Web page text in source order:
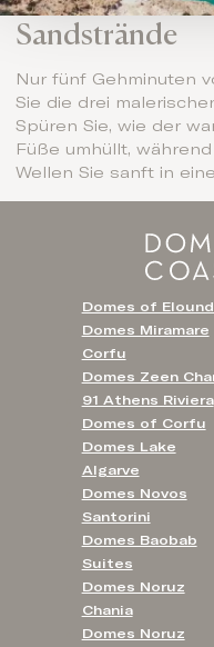
Sandstrände
Nur fünf Gehminuten
Sie die drei
Spüren Sie, wie der
Füße umhüllt,
Wellen Sie sanft in
Domes of
Domes Miramare
Corfu
Domes Zeen
91 Athens Riviera
Domes of Corfu
Domes Lake
Algarve
Domes Novos
Santorini
Domes Baobab
Suites
Domes Noruz
Chania
Domes Noruz